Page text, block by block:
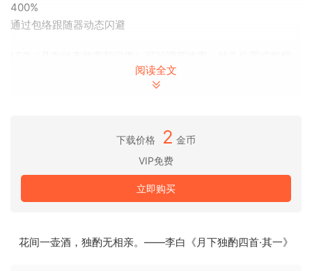
400%
通过包络跟随器动态闪避
MIDI 音符跟踪和冻结按钮（无限循环）可实现最疯狂的实验效
100 个工厂预设，NKS 兼容
UI 可立即从 50% 调整到 200%
阅读全文
下载价格 2 金币
VIP免费
立即购买
花间一壶酒，独酌无相亲。——李白《月下独酌四首·其一》